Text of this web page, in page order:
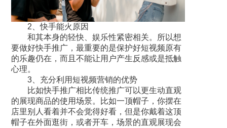
2、快手能火原因
和其本身的轻快、娱乐性紧密相关。所以想
要做好快手推广，最重要的是保护好短视频原有
的乐趣仍在，而且不能让用户产生反感或是抵触
心理。
3、充分利用短视频营销的优势
比如快手推广相比传统推广可以更生动直观
的展现商品的使用场景。比如一顶帽子，你摆在
店里别人看着并不会觉得好看，但是你戴着这顶
帽子在外面逛街，或者开车，场景的直观展现会